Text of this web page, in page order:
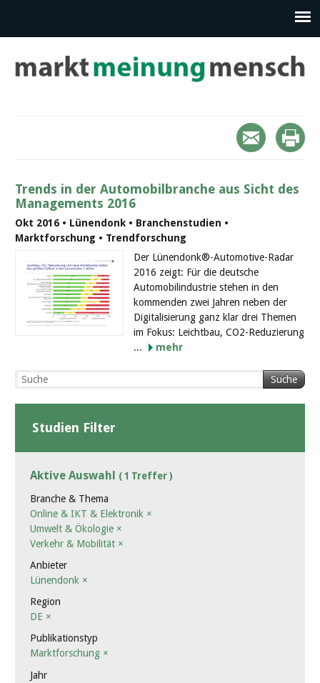
Trends in der Automobilbranche aus Sicht des
Managements 2016
Okt 2016 • Lünendonk • Branchenstudien •
Marktforschung • Trendforschung
Der Lünendonk®-Automotive-Radar
2016 zeigt: Für die deutsche
Automobilindustrie stehen in den
kommenden zwei Jahren neben der
Digitalisierung ganz klar drei Themen
im Fokus: Leichtbau, CO2-Reduzierung
...
mehr
Suche
Studien Filter
Aktive Auswahl ( 1 Treffer )
Branche & Thema
Online & IKT & Elektronik ×
Umwelt & Ökologie ×
Verkehr & Mobilität ×
Anbieter
Lünendonk ×
Region
DE ×
Publikationstyp
Marktforschung ×
Jahr